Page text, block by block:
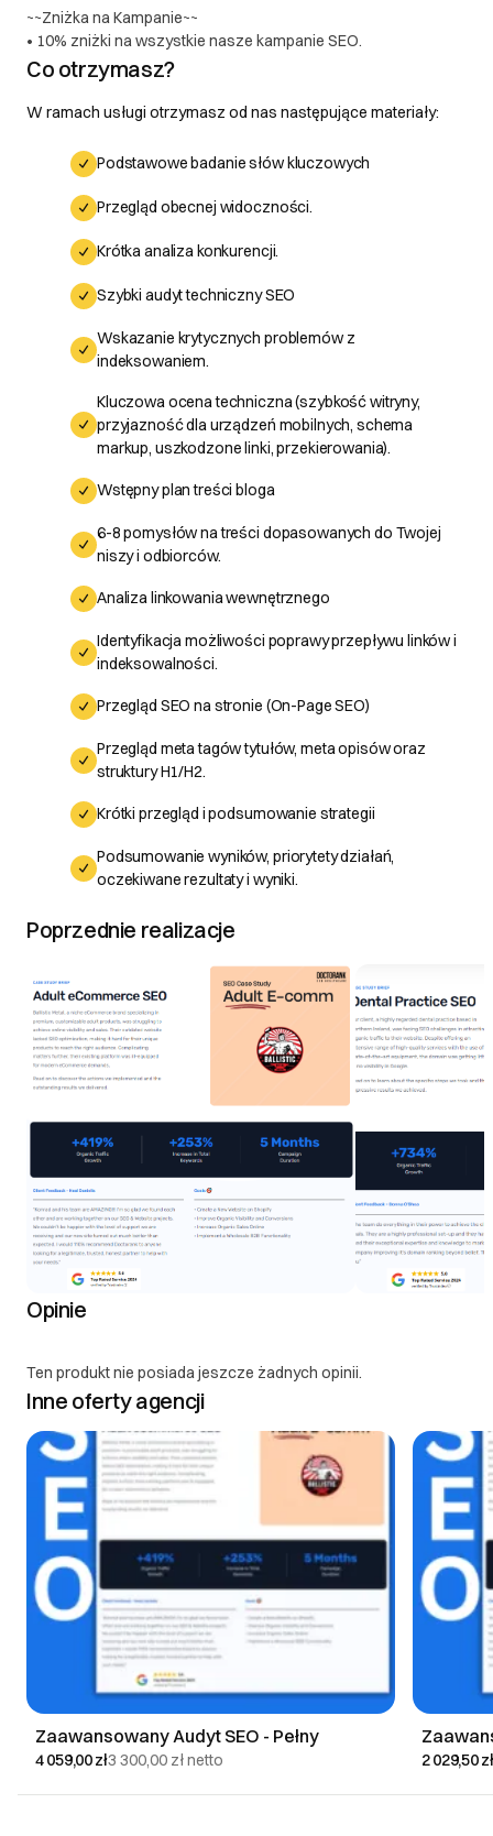
~~Zniżka na Kampanie~~
• 10% zniżki na wszystkie nasze kampanie SEO.
Co otrzymasz?
W ramach usługi otrzymasz od nas następujące materiały:
Podstawowe badanie słów kluczowych
Przegląd obecnej widoczności.
Krótka analiza konkurencji.
Szybki audyt techniczny SEO
Wskazanie krytycznych problemów z
indeksowaniem.
Kluczowa ocena techniczna (szybkość witryny,
przyjazność dla urządzeń mobilnych, schema
markup, uszkodzone linki, przekierowania).
Wstępny plan treści bloga
6-8 pomysłów na treści dopasowanych do Twojej
niszy i odbiorców.
Analiza linkowania wewnętrznego
Identyfikacja możliwości poprawy przepływu linków i
indeksowalności.
Przegląd SEO na stronie (On-Page SEO)
Przegląd meta tagów tytułów, meta opisów oraz
struktury H1/H2.
Krótki przegląd i podsumowanie strategii
Podsumowanie wyników, priorytety działań,
oczekiwane rezultaty i wyniki.
Poprzednie realizacje
Opinie
Ten produkt nie posiada jeszcze żadnych opinii.
Inne oferty agencji
Zaawansowany Audyt SEO - Pełny
4 059,00 zł3 300,00 złnetto 2 029,50 zł